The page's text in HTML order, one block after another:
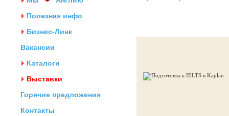
Полезная инфо
Бизнес-Линк
Вакансии
Каталоги
Выставки
Горячие предложения
Контакты